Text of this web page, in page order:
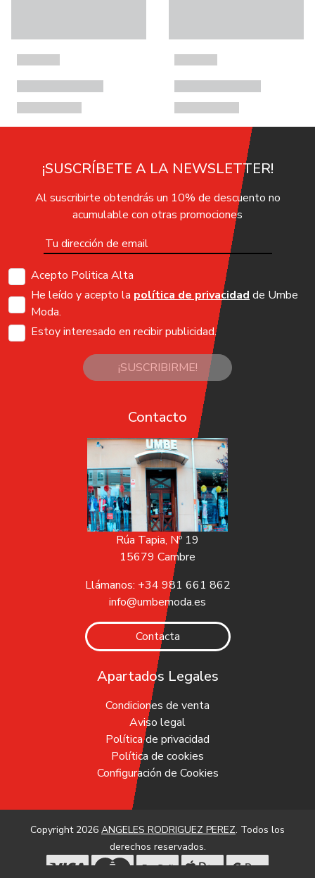
¡SUSCRÍBETE A LA NEWSLETTER!
Al suscribirte obtendrás un 10% de descuento no
acumulable con otras promociones
Acepto Politica Alta
He leído y acepto la política de privacidad de Umbe
Moda.
Estoy interesado en recibir publicidad.
¡SUSCRIBIRME!
Contacto
Rúa Tapia, Nº 19
15679 Cambre
Llámanos: +34 981 661 862
info@umbemoda.es
Contacta
Apartados Legales
Condiciones de venta
Aviso legal
Política de privacidad
Política de cookies
Configuración de Cookies
Copyright 2026 ANGELES RODRIGUEZ PEREZ. Todos los
derechos reservados.